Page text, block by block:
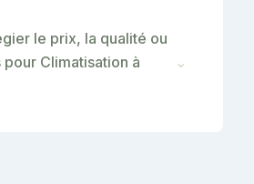
le prix, la qualité ou
Climatisation à
⌄